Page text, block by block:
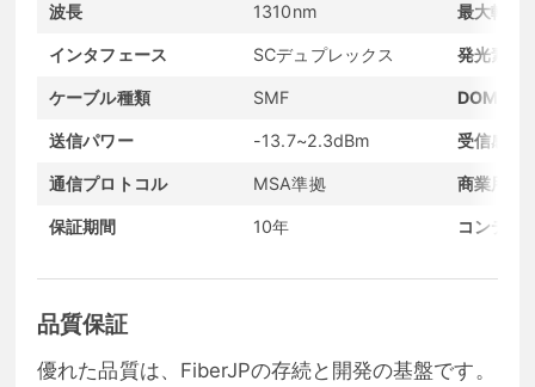
波長 1310nm 最大転送
インタフェース SCデュプレックス 発光素子
ケーブル種類 SMF DOMサ
送信パワー -13.7~2.3dBm 受信感度
通信プロトコル MSA準拠 商業用温
保証期間 10年 コンディ
品質保証
優れた品質は、FiberJPの存続と開発の基盤です。